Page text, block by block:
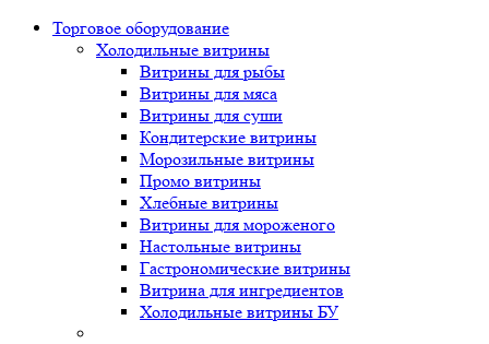
Торговое оборудованиe
Холодильные витрины
Витрины для рыбы
Витрины для мяса
Витрины для суши
Кондитерские витрины
Морозильные витрины
Промо витрины
Хлебные витрины
Витрины для мороженого
Настольные витрины
Гастрономические витрины
Витрина для ингредиентов
Холодильные витрины БУ